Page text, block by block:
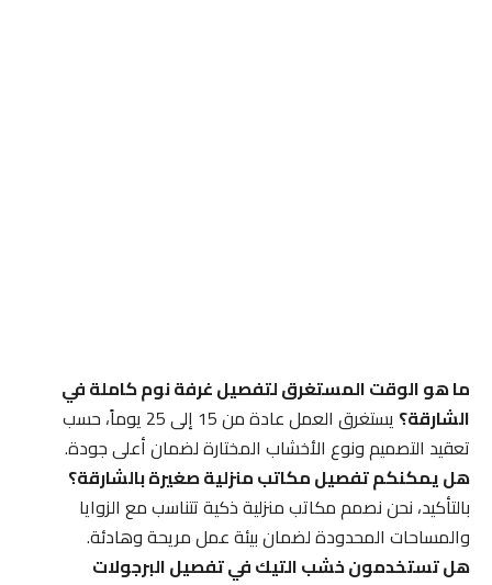
ما هو الوقت المستغرق لتفصيل غرفة نوم كاملة في
الشارقة؟
يستغرق العمل عادة من 15 إلى 25 يوماً، حسب
تعقيد التصميم ونوع الأخشاب المختارة لضمان أعلى جودة.
هل يمكنكم تفصيل مكاتب منزلية صغيرة بالشارقة؟
بالتأكيد، نحن نصمم مكاتب منزلية ذكية تتناسب مع الزوايا
والمساحات المحدودة لضمان بيئة عمل مريحة وهادئة.
هل تستخدمون خشب التيك في تفصيل البرجولات